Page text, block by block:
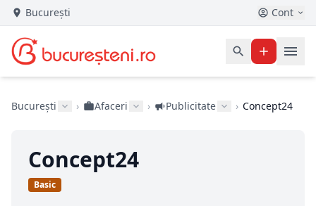
București Cont
București › Afaceri › Publicitate › Concept24
Concept24
Basic